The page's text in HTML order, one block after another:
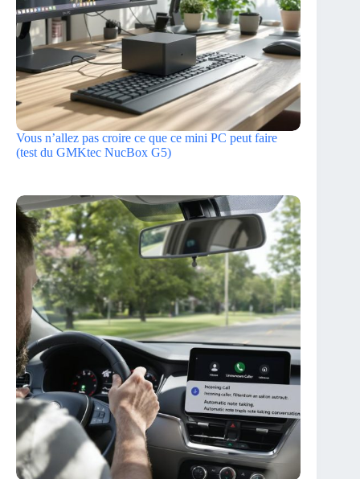
Vous n’allez pas croire ce que ce mini PC peut faire
(test du GMKtec NucBox G5)